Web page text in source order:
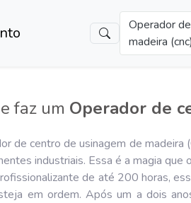
Operador
madeira (cnc)
faz um Operador de
de centro de usinagem de
industriais. Essa é a magia
de até 200 horas,
em ordem. Após um a dois